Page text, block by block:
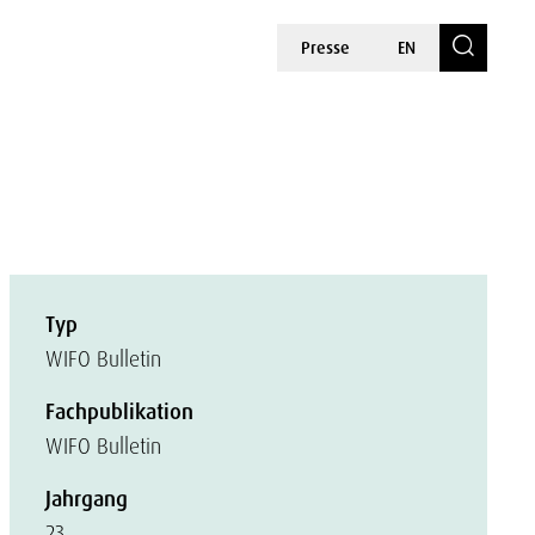
Presse EN
Typ
WIFO Bulletin
Fachpublikation
WIFO Bulletin
Jahrgang